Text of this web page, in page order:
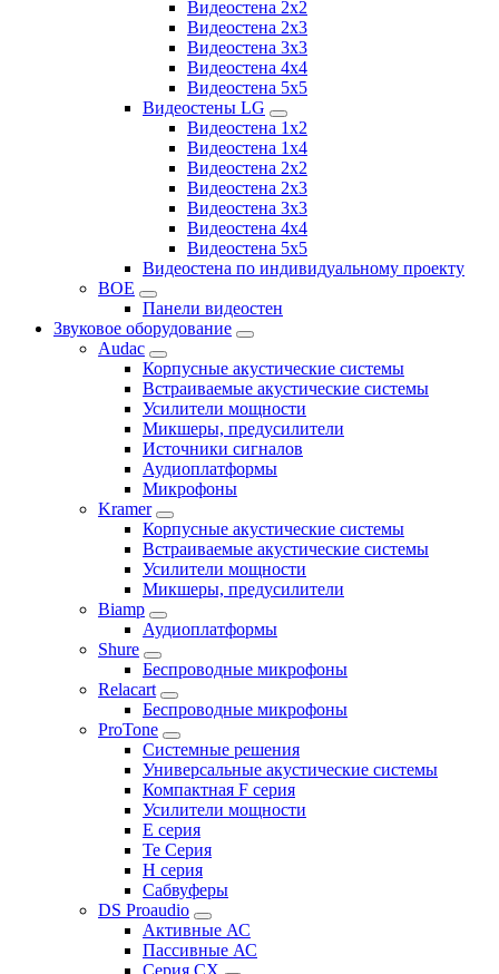
Видеостена 2x2
Видеостена 2х3
Видеостена 3x3
Видеостена 4x4
Видеостена 5x5
Видеостены LG
Видеостена 1x2
Видеостена 1x4
Видеостена 2x2
Видеостена 2x3
Видеостена 3x3
Видеостена 4x4
Видеостена 5x5
Видеостена по индивидуальному проекту
BOE
Панели видеостен
Звуковое оборудование
Audac
Корпусные акустические системы
Встраиваемые акустические системы
Усилители мощности
Микшеры, предусилители
Источники сигналов
Аудиоплатформы
Микрофоны
Kramer
Корпусные акустические системы
Встраиваемые акустические системы
Усилители мощности
Микшеры, предусилители
Biamp
Аудиоплатформы
Shure
Беспроводные микрофоны
Relacart
Беспроводные микрофоны
ProTone
Системные решения
Универсальные акустические системы
Компактная F серия
Усилители мощности
E серия
Te Серия
H серия
Сабвуферы
DS Proaudio
Активные АС
Пассивные АС
Серия CX